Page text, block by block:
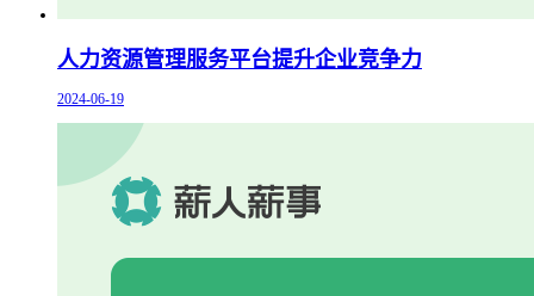
人力资源管理服务平台提升企业竞争力
2024-06-19